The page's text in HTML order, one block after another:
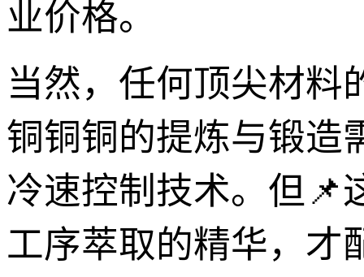
业价格。
当然，任何顶尖材料
铜铜铜的提炼与锻造
冷速控制技术。但
工序萃取的精华，才